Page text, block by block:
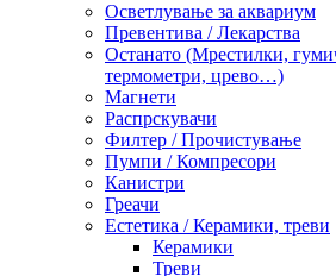
Осветлување за аквариум
Превентива / Лекарства
Останато (Мрестилки,
термометри, црево…)
Магнети
Распрскувачи
Филтер / Прочистување
Пумпи / Компресори
Канистри
Греачи
Естетика / Керамики, треви
Керамики
Треви